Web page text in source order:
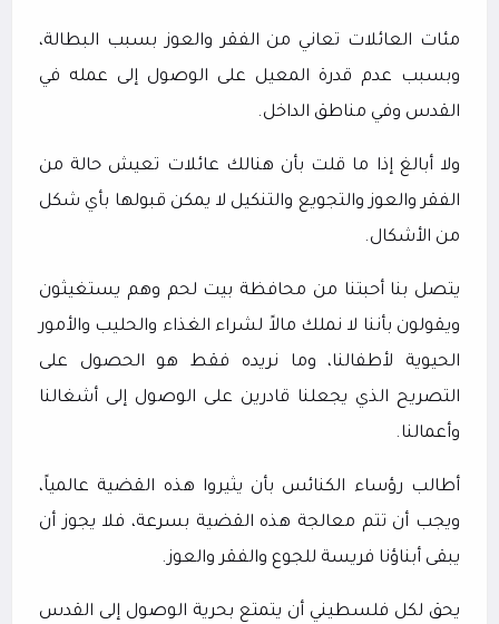
مئات العائلات تعاني من الفقر والعوز بسبب البطالة،
وبسبب عدم قدرة المعيل على الوصول إلى عمله في
القدس وفي مناطق الداخل.
ولا أبالغ إذا ما قلت بأن هنالك عائلات تعيش حالة من
الفقر والعوز والتجويع والتنكيل لا يمكن قبولها بأي شكل
من الأشكال.
يتصل بنا أحبتنا من محافظة بيت لحم وهم يستغيثون
ويقولون بأننا لا نملك مالاً لشراء الغذاء والحليب والأمور
الحيوية لأطفالنا، وما نريده فقط هو الحصول على
التصريح الذي يجعلنا قادرين على الوصول إلى أشغالنا
وأعمالنا.
أطالب رؤساء الكنائس بأن يثيروا هذه القضية عالمياً،
ويجب أن تتم معالجة هذه القضية بسرعة، فلا يجوز أن
يبقى أبناؤنا فريسة للجوع والفقر والعوز.
يحق لكل فلسطيني أن يتمتع بحرية الوصول إلى القدس